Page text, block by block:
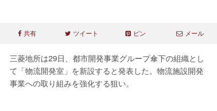
共有 ツイート ピン メール
三菱地所は29日、都市開発事業グループ傘下の組織とし
て「物流開発室」を新設すると発表した。物流施設開発
事業への取り組みを強化する狙い。